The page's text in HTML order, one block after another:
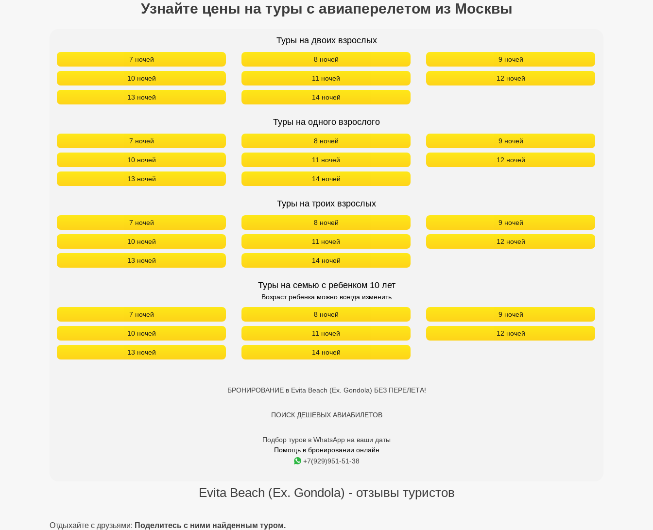
Узнайте цены на туры с авиаперелетом из Москвы
Туры на двоих взрослых
7 ночей 8 ночей 9 ночей
10 ночей 11 ночей 12 ночей
13 ночей 14 ночей
Туры на одного взрослого
7 ночей 8 ночей 9 ночей
10 ночей 11 ночей 12 ночей
13 ночей 14 ночей
Туры на троих взрослых
7 ночей 8 ночей 9 ночей
10 ночей 11 ночей 12 ночей
13 ночей 14 ночей
Туры на семью с ребенком 10 лет
Возраст ребенка можно всегда изменить
7 ночей 8 ночей 9 ночей
10 ночей 11 ночей 12 ночей
13 ночей 14 ночей
БРОНИРОВАНИЕ в Evita Beach (Ex. Gondola) БЕЗ ПЕРЕЛЕТА!
ПОИСК ДЕШЕВЫХ АВИАБИЛЕТОВ
Подбор туров в WhatsApp на ваши даты
Помощь в бронировании онлайн
+7(929)951-51-38
Evita Beach (Ex. Gondola) - отзывы туристов
Отдыхайте с друзьями: Поделитесь с ними найденным туром.
Сетевые отели Вьетнама
Сетевые отели Сейшел
Сетевые отели Маврикия